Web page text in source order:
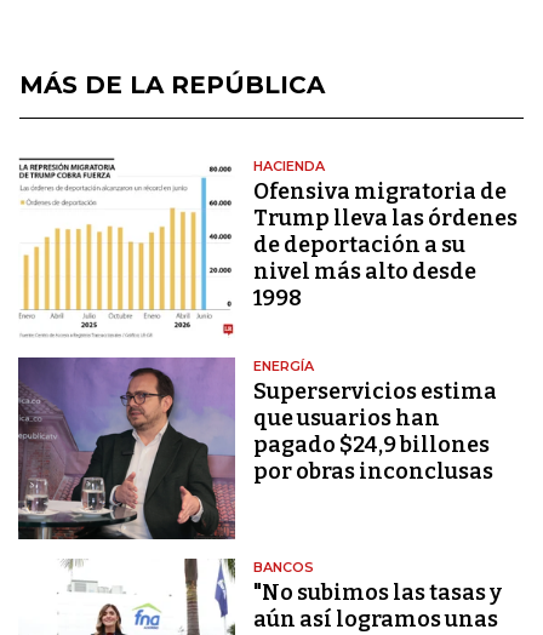
MÁS DE LA REPÚBLICA
HACIENDA
Ofensiva migratoria de
Trump lleva las órdenes
de deportación a su
nivel más alto desde
1998
ENERGÍA
Superservicios estima
que usuarios han
pagado $24,9 billones
por obras inconclusas
BANCOS
"No subimos las tasas y
aún así logramos unas